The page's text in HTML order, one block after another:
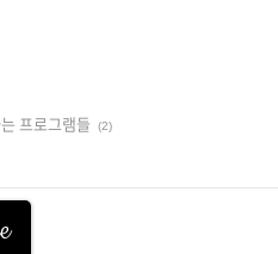
프로그램들
(2)